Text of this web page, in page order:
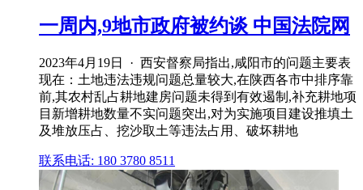
一周内,9地市政府被约谈 中国法院网
2023年4月19日 · 西安督察局指出,咸阳市的问题主要表
现在：土地违法违规问题总量较大,在陕西各市中排序靠
前,其农村乱占耕地建房问题未得到有效遏制,补充耕地项
目新增耕地数量不实问题突出,对为实施项目建设推填土
及堆放压占、挖沙取土等违法占用、破坏耕地
联系电话: 180 3780 8511